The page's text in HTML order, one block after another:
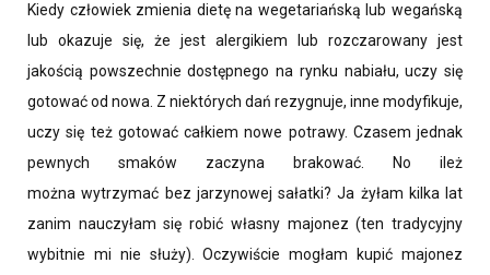
Kiedy człowiek zmienia dietę na wegetariańską lub wegańską
lub okazuje się, że jest alergikiem lub rozczarowany jest
jakością powszechnie dostępnego na rynku nabiału, uczy się
gotować od nowa. Z niektórych dań rezygnuje, inne modyfikuje,
uczy się też gotować całkiem nowe potrawy. Czasem jednak
pewnych smaków zaczyna brakować. No ileż
można wytrzymać bez jarzynowej sałatki? Ja żyłam kilka lat
zanim nauczyłam się robić własny majonez (ten tradycyjny
wybitnie mi nie służy). Oczywiście mogłam kupić majonez